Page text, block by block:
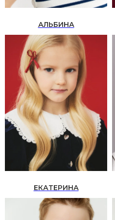
АЛЬБИНА
ЕКАТЕРИНА